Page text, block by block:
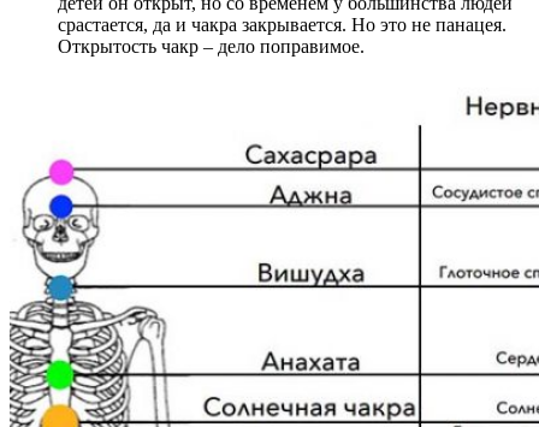
срастается, да и чакра закрывается. Но это не панацея.
Открытость чакр – дело поправимое.